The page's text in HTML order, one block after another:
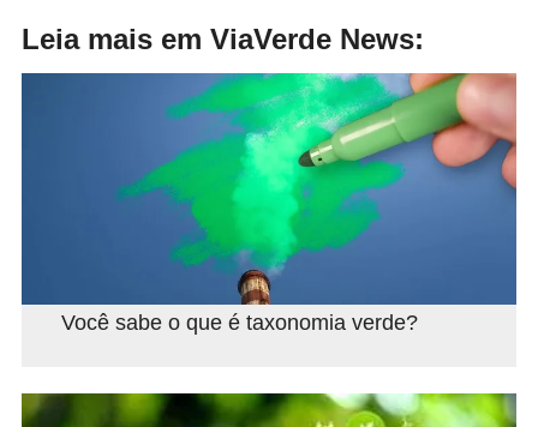
Leia mais em ViaVerde News:
Você sabe o que é taxonomia verde?